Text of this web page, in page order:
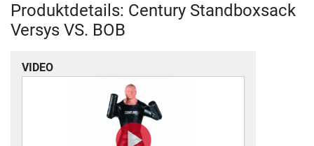
Produktdetails: Century Standboxsack
Versys VS. BOB
VIDEO